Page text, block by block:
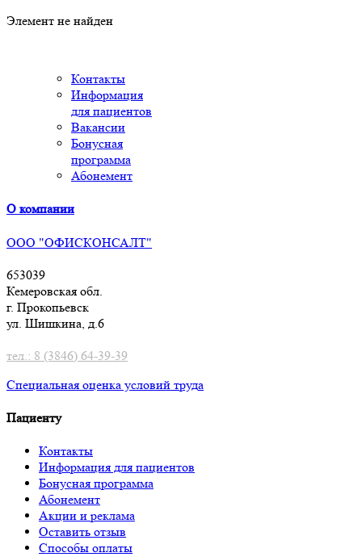
Элемент не найден
Контакты
Информация
для пациентов
Вакансии
Бонусная
программа
Абонемент
О компании
ООО "ОФИСКОНСАЛТ"
653039
Кемеровская обл.
г. Прокопьевск
ул. Шишкина, д.6
тел.: 8 (3846) 64-39-39
Специальная оценка условий труда
Пациенту
Контакты
Информация для пациентов
Бонусная программа
Абонемент
Акции и реклама
Оставить отзыв
Способы оплаты